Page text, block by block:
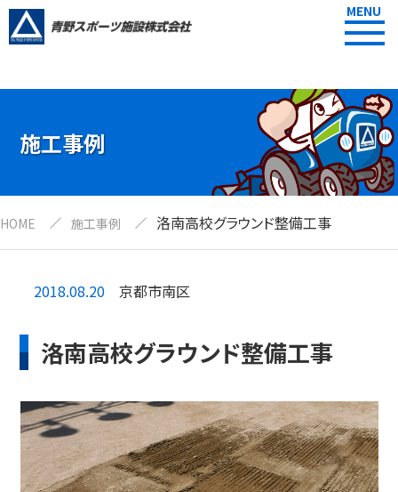
MENU
施工事例
HOME 施工事例 洛南高校グラウンド整備工事
2018.08.20 京都市南区
洛南高校グラウンド整備工事